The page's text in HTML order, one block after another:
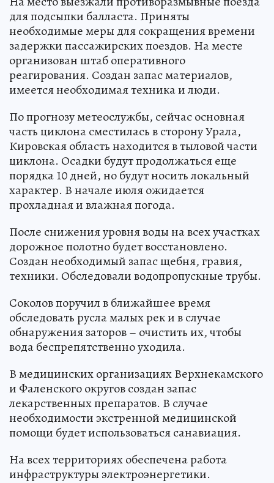
для подсыпки балласта. Приняты
необходимые меры для сокращения времени
задержки пассажирских поездов. На месте
организован штаб оперативного
реагирования. Создан запас материалов,
имеется необходимая техника и люди.
По прогнозу метеослужбы, сейчас основная
часть циклона сместилась в сторону Урала,
Кировская область находится в тыловой части
циклона. Осадки будут продолжаться еще
порядка 10 дней, но будут носить локальный
характер. В начале июля ожидается
прохладная и влажная погода.
После снижения уровня воды на всех участках
дорожное полотно будет восстановлено.
Создан необходимый запас щебня, гравия,
техники. Обследовали водопропускные трубы.
Соколов поручил в ближайшее время
обследовать русла малых рек и в случае
обнаружения заторов – очистить их, чтобы
вода беспрепятственно уходила.
В медицинских организациях Верхнекамского
и Фаленского округов создан запас
лекарственных препаратов. В случае
необходимости экстренной медицинской
помощи будет использоваться санавиация.
На всех территориях обеспечена работа
инфраструктуры электроэнергетики.